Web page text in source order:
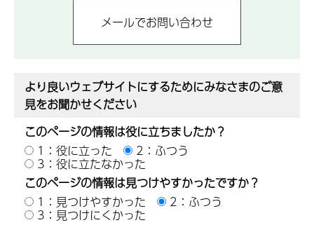
より良いウェブサイトにするためにみなさまのご意
見をお聞かせください
このページの情報は役に立ちましたか？
1：役に立った
2：ふつう
3：役に立たなかった
このページの情報は見つけやすかったですか？
1：見つけやすかった
2：ふつう
3：見つけにくかった